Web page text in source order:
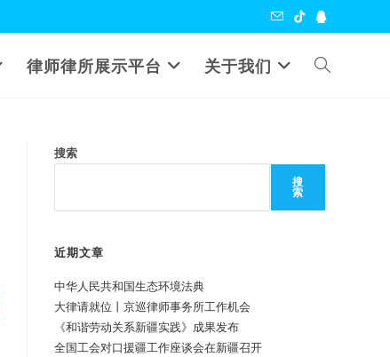
律师律所展示平台 关于我们 Toggle
搜索
搜
索
近期文章
中华人民共和国生态环境法典
大律请就位丨京巡律师事务所工作机会
《和谐劳动关系新疆实践》成果发布
全国工会对口援疆工作座谈会在新疆召开